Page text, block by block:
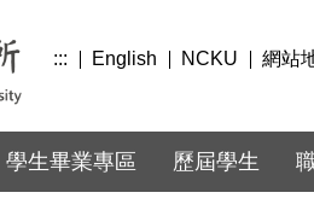
學生畢業專區 歷屆學生
::: English NCKU 網站